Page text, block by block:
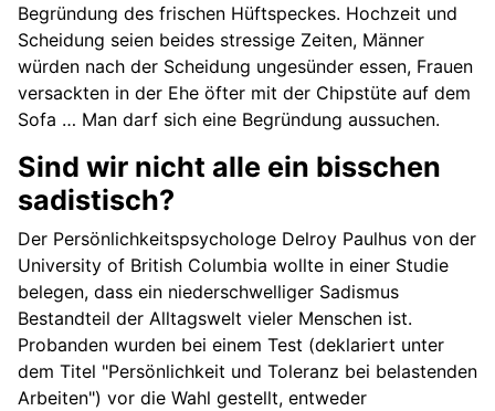
Begründung des frischen Hüftspeckes. Hochzeit und
Scheidung seien beides stressige Zeiten, Männer
würden nach der Scheidung ungesünder essen, Frauen
versackten in der Ehe öfter mit der Chipstüte auf dem
Sofa … Man darf sich eine Begründung aussuchen.
Sind wir nicht alle ein bisschen
sadistisch?
Der Persönlichkeitspsychologe Delroy Paulhus von der
University of British Columbia wollte in einer Studie
belegen, dass ein niederschwelliger Sadismus
Bestandteil der Alltagswelt vieler Menschen ist.
Probanden wurden bei einem Test (deklariert unter
dem Titel "Persönlichkeit und Toleranz bei belastenden
Arbeiten") vor die Wahl gestellt, entweder